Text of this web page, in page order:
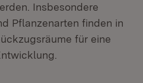
Insbesondere
Pflanzenarten finden in
für eine